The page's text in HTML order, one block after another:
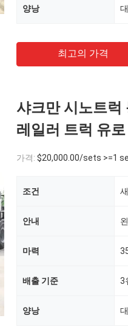
양낭
최고의 가격
샤크만 시노트럭
레일러 트럭 유
가격: $20,000.00/sets >=1
조건
안내
마력
배출 기준 3
양낭